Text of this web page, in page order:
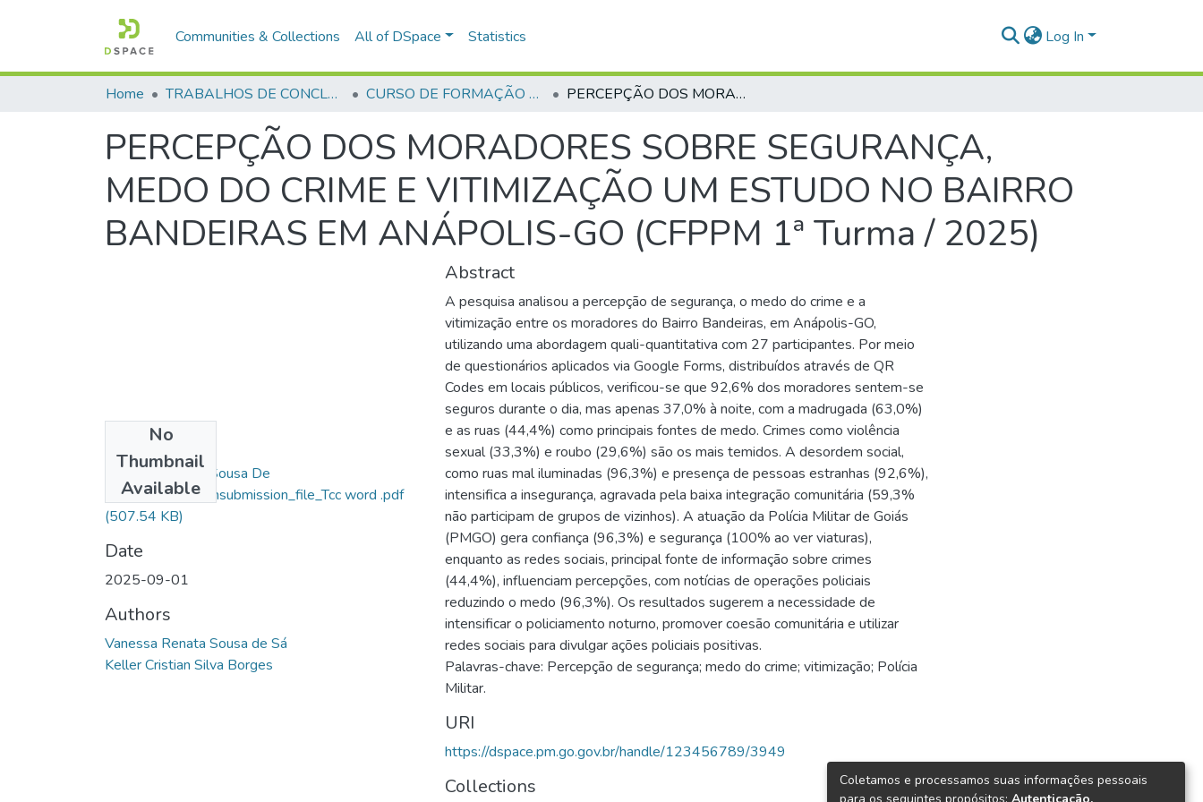
Communities & Collections All of DSpace Statistics Log In
Home TRABALHOS DE CONCLUSÃO DE CURSO - CFP (CURSO DE FORMAÇÃO DE PRAÇAS) CURSO DE FORMAÇÃO DE PRAÇAS - CFP- 2025 - 1ª Turma PERCEPÇÃO DOS MORADORES SOBRE SEGURANÇA, MEDO DO CRIME E VITIMIZAÇÃO UM ESTUDO NO BAIRRO BANDEIRAS EM ANÁPOLIS-GO (CFPPM 1ª Turma / 2025)
PERCEPÇÃO DOS MORADORES SOBRE SEGURANÇA,
MEDO DO CRIME E VITIMIZAÇÃO UM ESTUDO NO BAIRRO
BANDEIRAS EM ANÁPOLIS-GO (CFPPM 1ª Turma / 2025)
No
Thumbnail
Available
Vanessa Renata Sousa De
Sá_76372_assignsubmission_file_Tcc word .pdf
(507.54 KB)
Date
2025-09-01
Authors
Vanessa Renata Sousa de Sá
Keller Cristian Silva Borges
Abstract
A pesquisa analisou a percepção de segurança, o medo do crime e a
vitimização entre os moradores do Bairro Bandeiras, em Anápolis-GO,
utilizando uma abordagem quali-quantitativa com 27 participantes. Por meio
de questionários aplicados via Google Forms, distribuídos através de QR
Codes em locais públicos, verificou-se que 92,6% dos moradores sentem-se
seguros durante o dia, mas apenas 37,0% à noite, com a madrugada (63,0%)
e as ruas (44,4%) como principais fontes de medo. Crimes como violência
sexual (33,3%) e roubo (29,6%) são os mais temidos. A desordem social,
como ruas mal iluminadas (96,3%) e presença de pessoas estranhas (92,6%),
intensifica a insegurança, agravada pela baixa integração comunitária (59,3%
não participam de grupos de vizinhos). A atuação da Polícia Militar de Goiás
(PMGO) gera confiança (96,3%) e segurança (100% ao ver viaturas),
enquanto as redes sociais, principal fonte de informação sobre crimes
(44,4%), influenciam percepções, com notícias de operações policiais
reduzindo o medo (96,3%). Os resultados sugerem a necessidade de
intensificar o policiamento noturno, promover coesão comunitária e utilizar
redes sociais para divulgar ações policiais positivas.
Palavras-chave: Percepção de segurança; medo do crime; vitimização; Polícia
Militar.
URI
https://dspace.pm.go.gov.br/handle/123456789/3949
Collections
Coletamos e processamos suas informações pessoais